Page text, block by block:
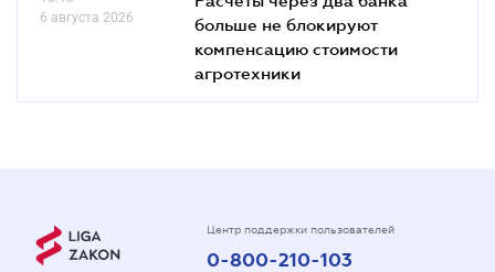
6 августа 2026
больше не блокируют
компенсацию стоимости
агротехники
Центр поддержки пользователей
0-800-210-103